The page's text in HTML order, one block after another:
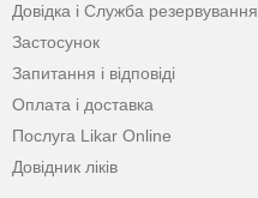
Довідка і Служба резервування
Застосунок
Запитання і відповіді
Оплата і доставка
Послуга Likar Online
Довідник ліків